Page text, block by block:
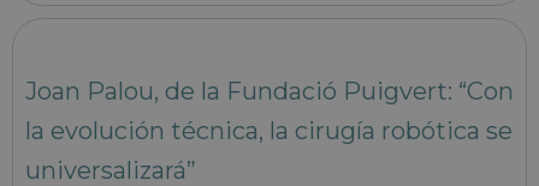
Joan Palou, de la Fundació Puigvert: “Con
la evolución técnica, la cirugía robótica se
universalizará”